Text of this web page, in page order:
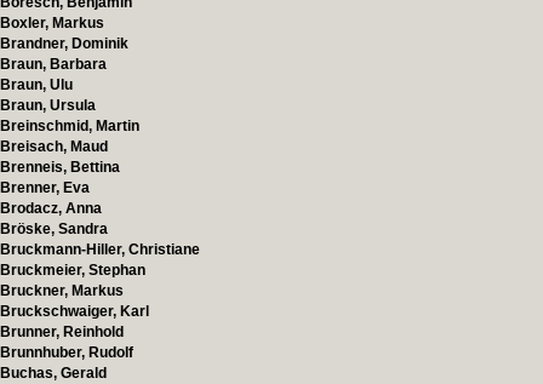
Boxler, Markus
Brandner, Dominik
Braun, Barbara
Braun, Ulu
Braun, Ursula
Breinschmid, Martin
Breisach, Maud
Brenneis, Bettina
Brenner, Eva
Brodacz, Anna
Bröske, Sandra
Bruckmann-Hiller, Christiane
Bruckmeier, Stephan
Bruckner, Markus
Bruckschwaiger, Karl
Brunner, Reinhold
Brunnhuber, Rudolf
Buchas, Gerald